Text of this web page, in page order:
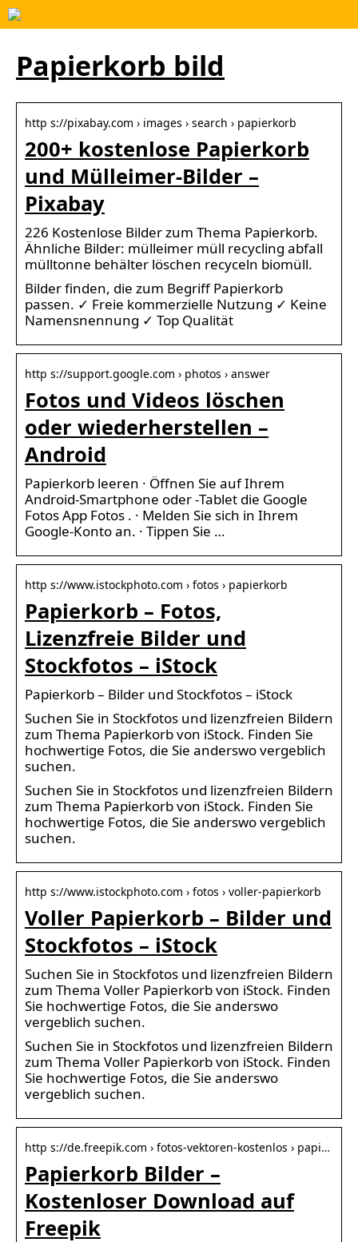
Papierkorb bild
http s://pixabay.com › images › search › papierkorb
200+ kostenlose Papierkorb
und Mülleimer-Bilder –
Pixabay
226 Kostenlose Bilder zum Thema Papierkorb.
Ähnliche Bilder: mülleimer müll recycling abfall
mülltonne behälter löschen recyceln biomüll.
Bilder finden, die zum Begriff Papierkorb
passen. ✓ Freie kommerzielle Nutzung ✓ Keine
Namensnennung ✓ Top Qualität
http s://support.google.com › photos › answer
Fotos und Videos löschen
oder wiederherstellen –
Android
Papierkorb leeren · Öffnen Sie auf Ihrem
Android-Smartphone oder ‑Tablet die Google
Fotos App Fotos . · Melden Sie sich in Ihrem
Google-Konto an. · Tippen Sie …
http s://www.istockphoto.com › fotos › papierkorb
Papierkorb – Fotos,
Lizenzfreie Bilder und
Stockfotos – iStock
Papierkorb – Bilder und Stockfotos – iStock
Suchen Sie in Stockfotos und lizenzfreien Bildern
zum Thema Papierkorb von iStock. Finden Sie
hochwertige Fotos, die Sie anderswo vergeblich
suchen.
Suchen Sie in Stockfotos und lizenzfreien Bildern
zum Thema Papierkorb von iStock. Finden Sie
hochwertige Fotos, die Sie anderswo vergeblich
suchen.
http s://www.istockphoto.com › fotos › voller-papierkorb
Voller Papierkorb – Bilder und
Stockfotos – iStock
Suchen Sie in Stockfotos und lizenzfreien Bildern
zum Thema Voller Papierkorb von iStock. Finden
Sie hochwertige Fotos, die Sie anderswo
vergeblich suchen.
Suchen Sie in Stockfotos und lizenzfreien Bildern
zum Thema Voller Papierkorb von iStock. Finden
Sie hochwertige Fotos, die Sie anderswo
vergeblich suchen.
http s://de.freepik.com › fotos-vektoren-kostenlos › papi…
Papierkorb Bilder –
Kostenloser Download auf
Freepik